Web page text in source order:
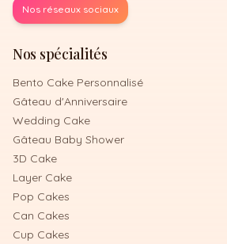
Nos réseaux sociaux
Nos spécialités
Bento Cake Personnalisé
Gâteau d'Anniversaire
Wedding Cake
Gâteau Baby Shower
3D Cake
Layer Cake
Pop Cakes
Can Cakes
Cup Cakes